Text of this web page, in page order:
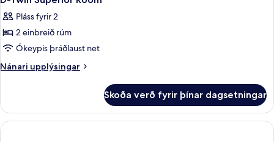
allar
myndir
fyrir
D-
Twin
Pláss fyrir 2
2 einbreið rúm
Ókeypis þráðlaust net
Nánari upplýsingar
Nánari
Twin
Superior
Room
Skoða verð fyrir þínar dagsetningar